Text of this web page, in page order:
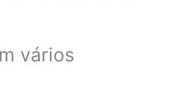
vários